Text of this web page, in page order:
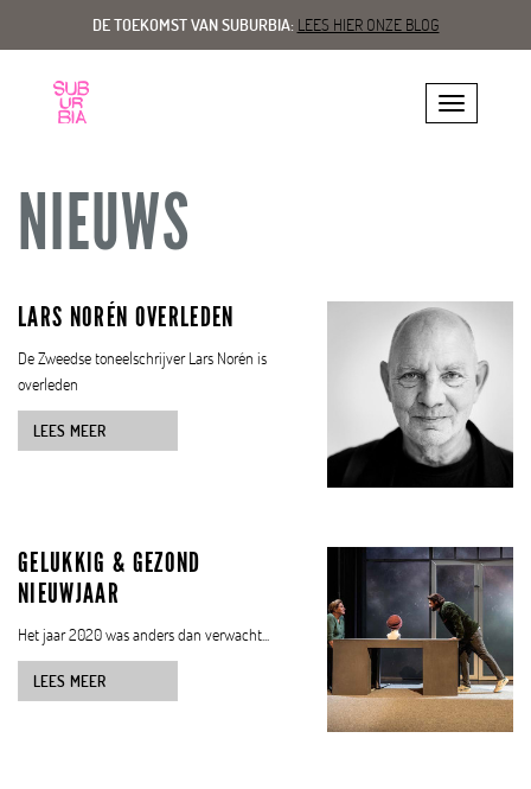
DE TOEKOMST VAN SUBURBIA: LEES HIER ONZE BLOG
Toggle
NIEUWS
LARS NORÉN OVERLEDEN
De Zweedse toneelschrijver Lars Norén is
overleden
LEES MEER
GELUKKIG & GEZOND
NIEUWJAAR
Het jaar 2020 was anders dan verwacht...
LEES MEER